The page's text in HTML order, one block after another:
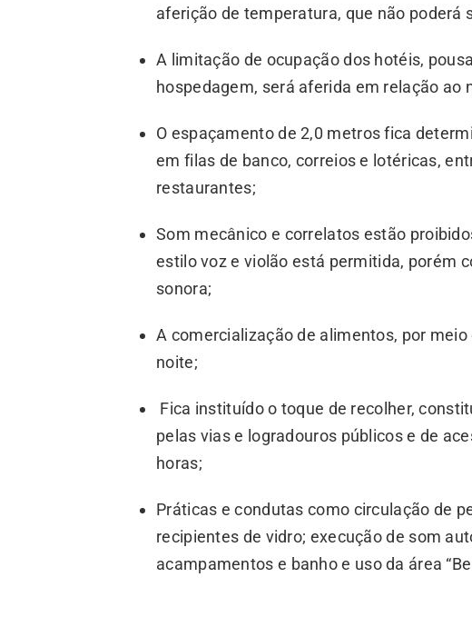
aferição de temperatura, que não poderá
A limitação de ocupação dos hotéis,
hospedagem, será aferida em relação ao
O espaçamento de 2,0 metros fica
em filas de banco, correios e lotéricas,
restaurantes;
Som mecânico e correlatos estão
estilo voz e violão está permitida, porém
sonora;
A comercialização de alimentos, por
noite;
Fica instituído o toque de recolher,
pelas vias e logradouros públicos e de
horas;
Práticas e condutas como circulação de
recipientes de vidro; execução de som
acampamentos e banho e uso da área